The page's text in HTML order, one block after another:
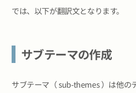
では、以下が翻訳文となります。
サブテーマの作成
サブテーマ（ sub-themes ）は他の